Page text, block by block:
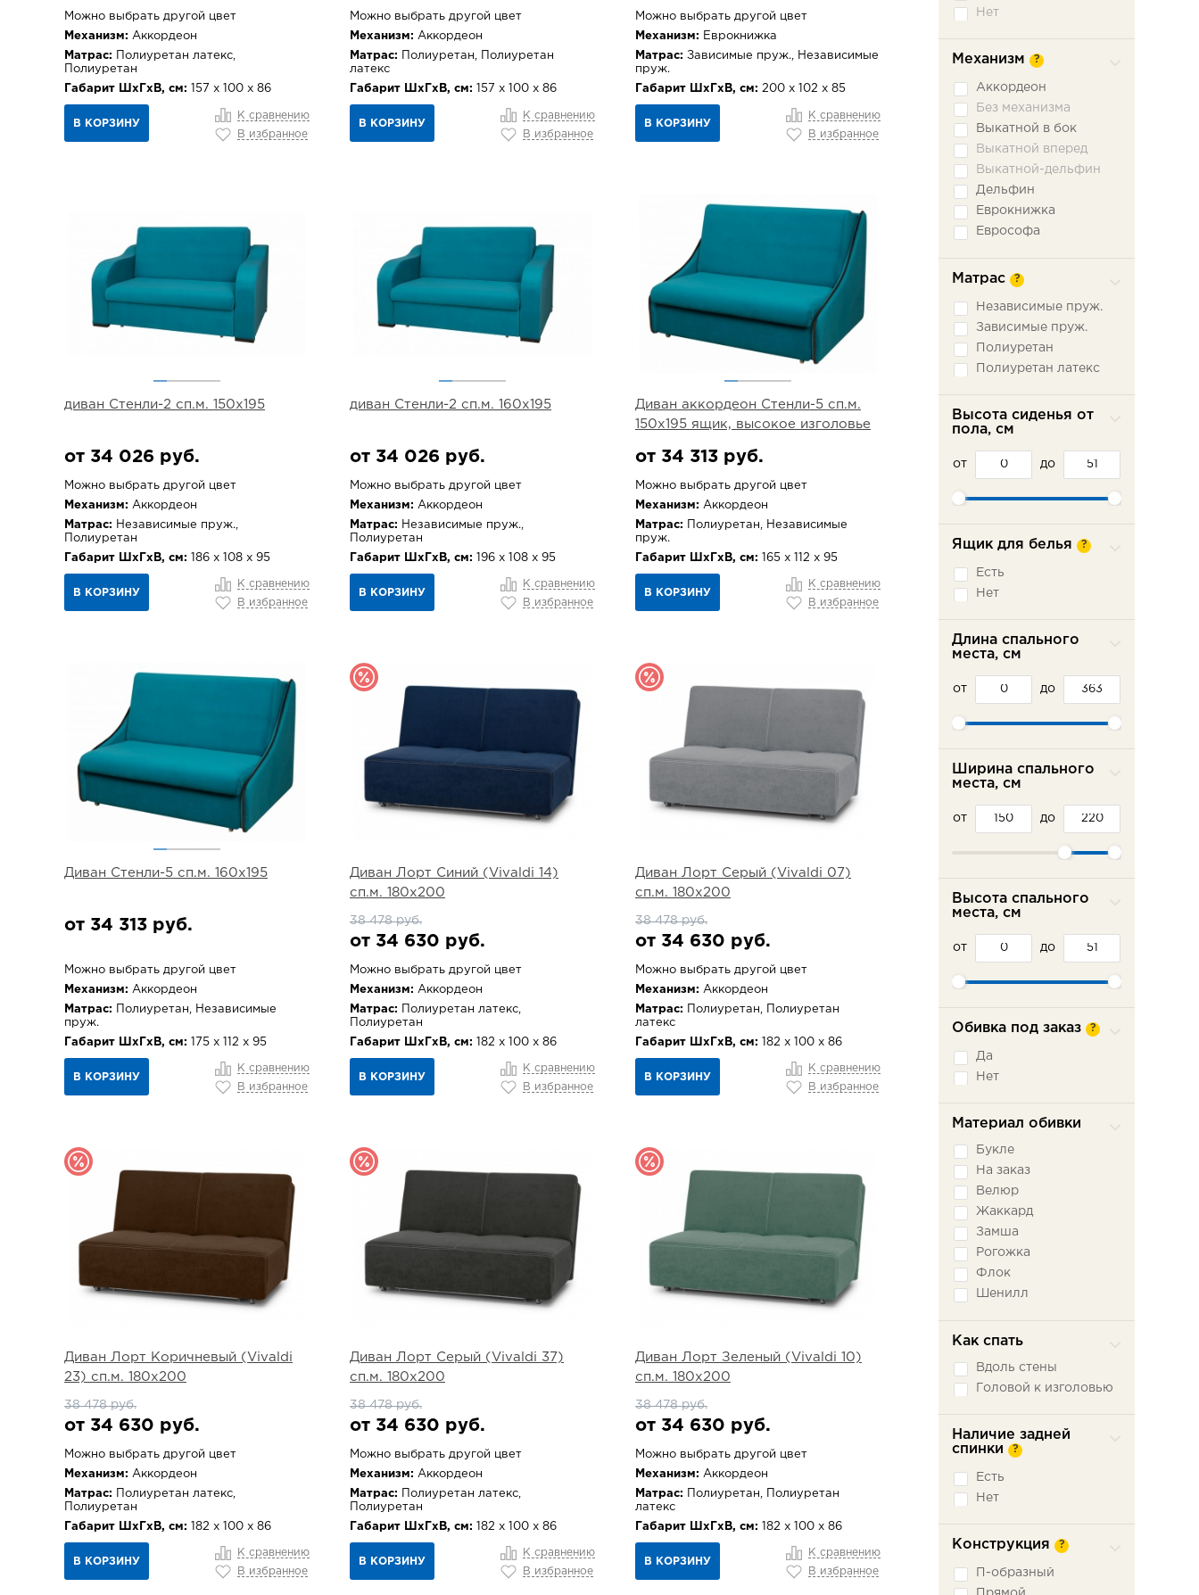
Можно выбрать другой цвет
Механизм: Аккордеон
Матрас: Полиуретан латекс,
Полиуретан
Габарит ШхГхВ, см: 157 х 100 х 86
В КОРЗИНУ
К сравнению
В избранное
Можно выбрать другой цвет
Механизм: Аккордеон
Матрас: Полиуретан, Полиуретан
латекс
Габарит ШхГхВ, см: 157 х 100 х 86
В КОРЗИНУ
К сравнению
В избранное
Можно выбрать другой цвет
Механизм: Еврокнижка
Матрас: Зависимые пруж., Независимые
пруж.
Габарит ШхГхВ, см: 200 х 102 х 85
В КОРЗИНУ
К сравнению
В избранное
диван Стенли-2 сп.м. 150х195
от 34 026 руб.
Можно выбрать другой цвет
Механизм: Аккордеон
Матрас: Независимые пруж.,
Полиуретан
Габарит ШхГхВ, см: 186 х 108 х 95
В КОРЗИНУ
К сравнению
В избранное
диван Стенли-2 сп.м. 160х195
от 34 026 руб.
Можно выбрать другой цвет
Механизм: Аккордеон
Матрас: Независимые пруж.,
Полиуретан
Габарит ШхГхВ, см: 196 х 108 х 95
В КОРЗИНУ
К сравнению
В избранное
Диван аккордеон Стенли-5 сп.м.
150х195 ящик, высокое изголовье
от 34 313 руб.
Можно выбрать другой цвет
Механизм: Аккордеон
Матрас: Полиуретан, Независимые
пруж.
Габарит ШхГхВ, см: 165 х 112 х 95
В КОРЗИНУ
К сравнению
В избранное
Диван Стенли-5 сп.м. 160х195
от 34 313 руб.
Можно выбрать другой цвет
Механизм: Аккордеон
Матрас: Полиуретан, Независимые
пруж.
Габарит ШхГхВ, см: 175 х 112 х 95
В КОРЗИНУ
К сравнению
В избранное
Диван Лорт Синий (Vivaldi 14)
сп.м. 180х200
38 478 руб.
от 34 630 руб.
Можно выбрать другой цвет
Механизм: Аккордеон
Матрас: Полиуретан латекс,
Полиуретан
Габарит ШхГхВ, см: 182 х 100 х 86
В КОРЗИНУ
К сравнению
В избранное
Диван Лорт Серый (Vivaldi 07)
сп.м. 180х200
38 478 руб.
от 34 630 руб.
Можно выбрать другой цвет
Механизм: Аккордеон
Матрас: Полиуретан, Полиуретан
латекс
Габарит ШхГхВ, см: 182 х 100 х 86
В КОРЗИНУ
К сравнению
В избранное
Диван Лорт Коричневый (Vivaldi
23) сп.м. 180х200
38 478 руб.
от 34 630 руб.
Можно выбрать другой цвет
Механизм: Аккордеон
Матрас: Полиуретан латекс,
Полиуретан
Габарит ШхГхВ, см: 182 х 100 х 86
В КОРЗИНУ
К сравнению
В избранное
Диван Лорт Серый (Vivaldi 37)
сп.м. 180х200
38 478 руб.
от 34 630 руб.
Можно выбрать другой цвет
Механизм: Аккордеон
Матрас: Полиуретан латекс,
Полиуретан
Габарит ШхГхВ, см: 182 х 100 х 86
В КОРЗИНУ
К сравнению
В избранное
Диван Лорт Зеленый (Vivaldi 10)
сп.м. 180х200
38 478 руб.
от 34 630 руб.
Можно выбрать другой цвет
Механизм: Аккордеон
Матрас: Полиуретан, Полиуретан
латекс
Габарит ШхГхВ, см: 182 х 100 х 86
В КОРЗИНУ
К сравнению
В избранное
Нет
Механизм ?
Аккордеон
Без механизма
Выкатной в бок
Выкатной вперед
Выкатной-дельфин
Дельфин
Еврокнижка
Еврософа
Книжка откатная
Ножницы
Пантограф
Подъемное сидение
Сабля
еврокнижка
Седафлекс
раскладушка
Матрас ?
Независимые пруж.
Зависимые пруж.
Полиуретан
Полиуретан латекс
Высота сиденья от
пола, см
от до
Ящик для белья ?
Есть
Нет
Длина спального
места, см
от до
Ширина спального
места, см
от до
Высота спального
места, см
от до
Обивка под заказ ?
Да
Нет
Материал обивки
Букле
На заказ
Велюр
Жаккард
Замша
Рогожка
Флок
Шенилл
Как спать
Вдоль стены
Головой к изголовью
Наличие задней
спинки
?
Есть
Нет
Конструкция ?
П-образный